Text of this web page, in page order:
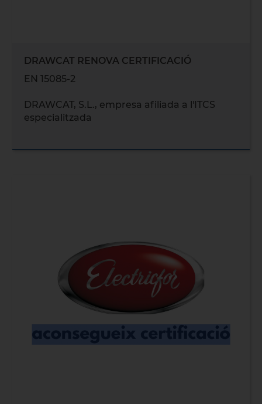
DRAWCAT RENOVA CERTIFICACIÓ
EN 15085-2
DRAWCAT, S.L., empresa afiliada a l'ITCS
especialitzada